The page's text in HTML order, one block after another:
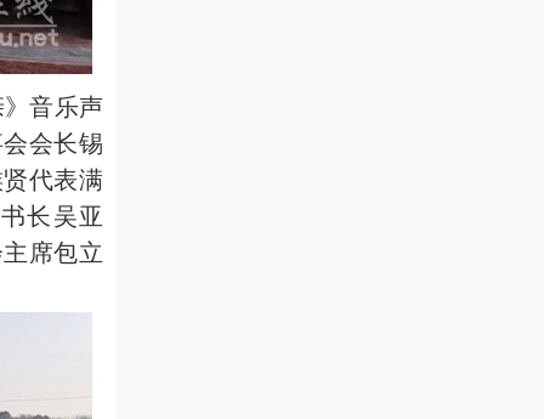
音乐声
会长锡
代表满
长吴亚
席包立